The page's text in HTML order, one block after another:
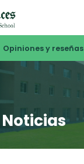
Opiniones y reseñas
Noticias